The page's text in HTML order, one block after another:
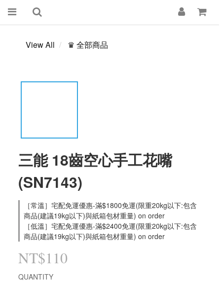
View All ♛ 全部商品
三能 18齒空心手工花嘴
(SN7143)
［常溫］宅配免運優惠-滿$1800免運(限重20kg以下:包含
商品(建議19kg以下)與紙箱包材重量) on order
［低溫］宅配免運優惠-滿$2400免運(限重20kg以下:包含
商品(建議19kg以下)與紙箱包材重量) on order
NT$110
QUANTITY